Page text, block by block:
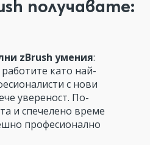
получавате:
zBrush умения:
работите като най-
с нови
увереност. По-
и спечелено време
професионално